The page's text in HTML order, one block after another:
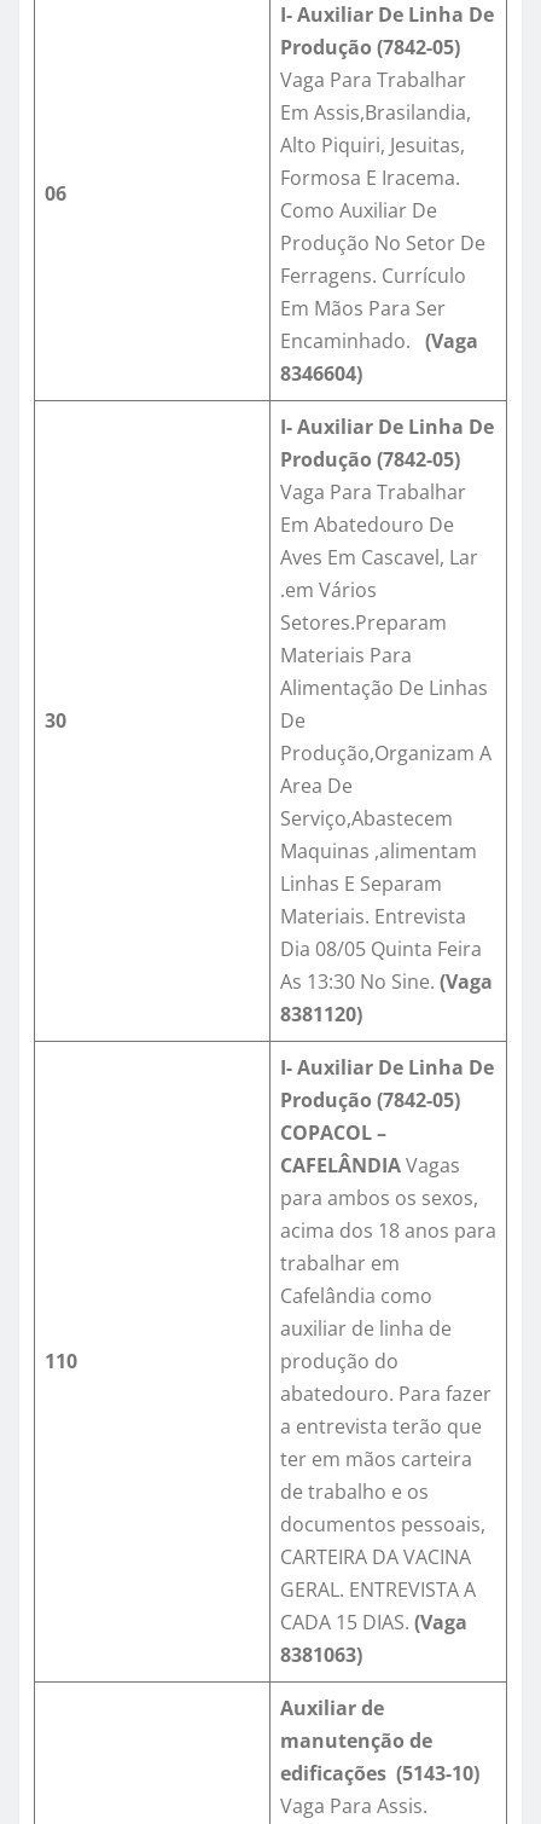
06
I- Auxiliar De Linha De
Produção (7842-05)
Vaga Para Trabalhar
Em Assis,Brasilandia,
Alto Piquiri, Jesuitas,
Formosa E Iracema.
Como Auxiliar De
Produção No Setor De
Ferragens. Currículo
Em Mãos Para Ser
Encaminhado. (Vaga
8346604)
30
I- Auxiliar De Linha De
Produção (7842-05)
Vaga Para Trabalhar
Em Abatedouro De
Aves Em Cascavel, Lar
.em Vários
Setores.Preparam
Materiais Para
Alimentação De Linhas
De
Produção,Organizam A
Area De
Serviço,Abastecem
Maquinas ,alimentam
Linhas E Separam
Materiais. Entrevista
Dia 08/05 Quinta Feira
As 13:30 No Sine. (Vaga
8381120)
110
I- Auxiliar De Linha De
Produção (7842-05)
COPACOL –
CAFELÂNDIAVagas
para ambos os sexos,
acima dos 18 anos para
trabalhar em
Cafelândia como
auxiliar de linha de
produção do
abatedouro. Para fazer
a entrevista terão que
ter em mãos carteira
de trabalho e os
documentos pessoais,
CARTEIRA DA VACINA
GERAL. ENTREVISTA A
CADA 15 DIAS. (Vaga
8381063)
Auxiliar de
manutenção de
edificações (5143-10)
Vaga Para Assis.